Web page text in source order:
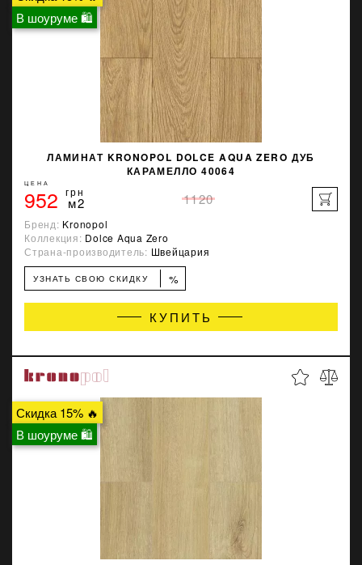
В шоуруме 🛍
ЛАМИНАТ KRONOPOL DOLCE AQUA ZERO ДУБ
КАРАМЕЛЛО 40064
ЦЕНА
952 грн
м2 1120
Бренд: Kronopol
Коллекция: Dolce Aqua Zero
Страна-производитель: Швейцария
УЗНАТЬ СВОЮ СКИДКУ %
КУПИТЬ
Скидка 15% 🔥
В шоуруме 🛍